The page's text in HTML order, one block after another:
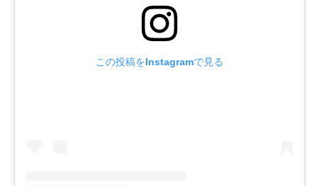
この投稿をInstagramで見る